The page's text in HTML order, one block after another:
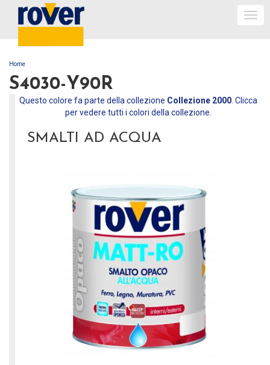
TU SEI QUI
Home
S4030-Y90R
Questo colore fa parte della collezione Collezione 2000. Clicca
per vedere tutti i colori della collezione.
SMALTI AD ACQUA